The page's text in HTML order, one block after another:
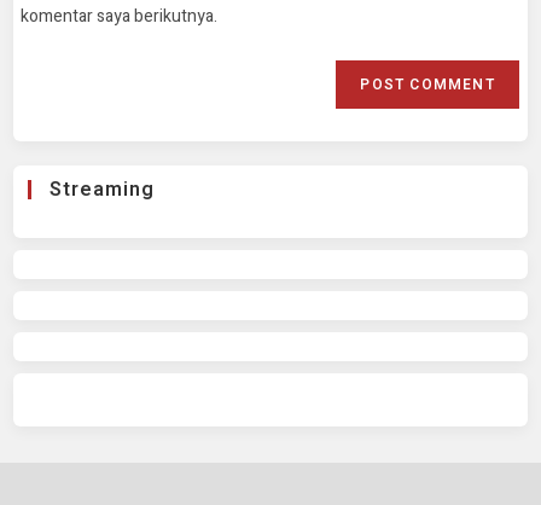
komentar saya berikutnya.
Streaming